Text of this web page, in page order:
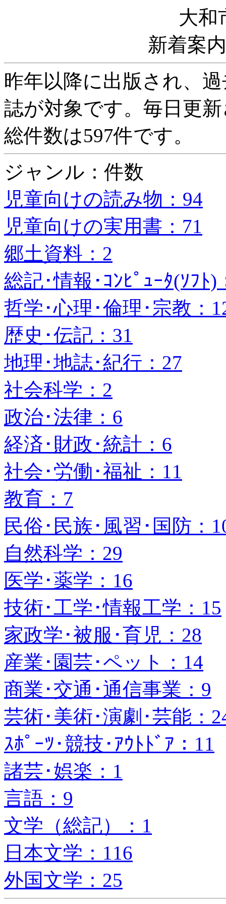
大和
新着案
昨年以降に出版され、
誌が対象です。毎日更
総件数は597件です。
ジャンル：件数
児童向けの読み物：94
児童向けの実用書：71
郷土資料：2
総記･情報･ｺﾝﾋﾟｭｰﾀ(ｿﾌﾄ)
哲学･心理･倫理･宗教：
歴史･伝記：31
地理･地誌･紀行：27
社会科学：2
政治･法律：6
経済･財政･統計：6
社会･労働･福祉：11
教育：7
民俗･民族･風習･国防：
自然科学：29
医学･薬学：16
技術･工学･情報工学：15
家政学･被服･育児：28
産業･園芸･ペット：14
商業･交通･通信事業：9
芸術･美術･演劇･芸能：
ｽﾎﾟｰﾂ･競技･ｱｳﾄﾄﾞｱ：11
諸芸･娯楽：1
言語：9
文学（総記）：1
日本文学：116
外国文学：25